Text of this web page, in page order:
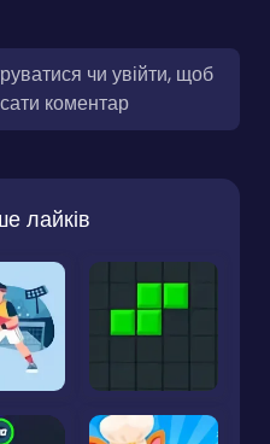
чи увійти, щоб
коментар
лайків